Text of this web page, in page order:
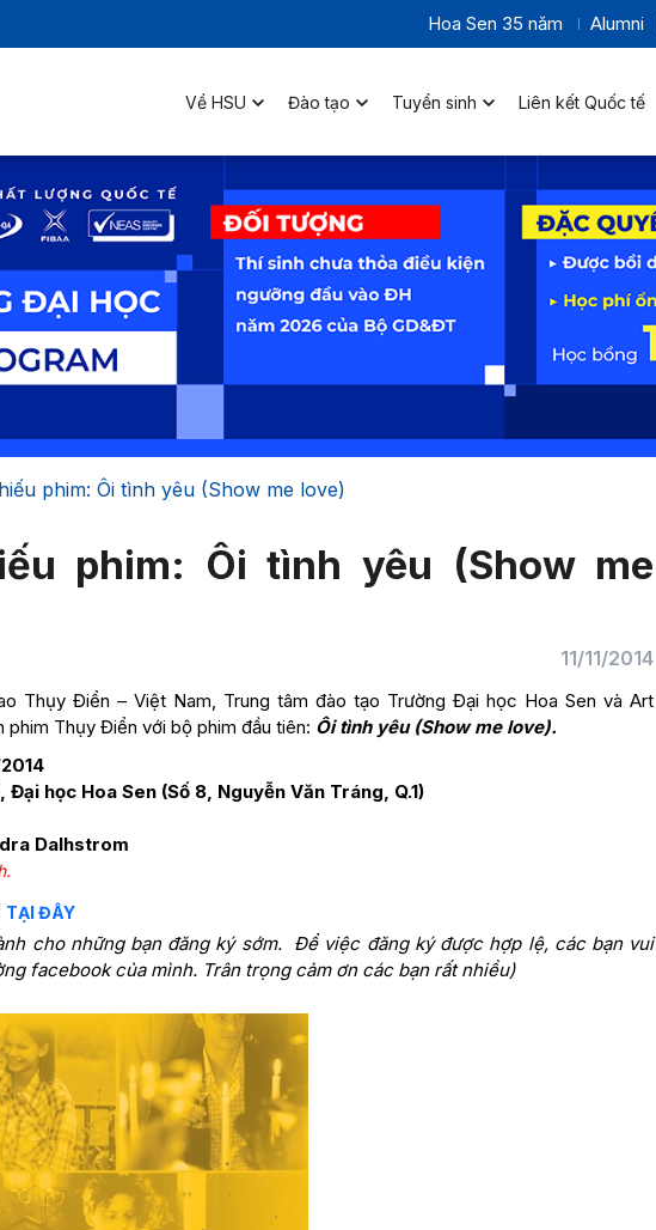
Hoa Sen 35 năm Alumni
Về HSU Đào tạo Tuyển sinh Liên kết Quốc tế
phim: Ôi tình yêu (Show me love)
phim: Ôi tình yêu (Show me
11/11/2014
Thụy Điển – Việt Nam, Trung tâm đào tạo Trường Đại học Hoa Sen và Art
phim Thụy Điển với bộ phim đầu tiên: Ôi tình yêu (Show me love).
học Hoa Sen (Số 8, Nguyễn Văn Tráng, Q.1)
Dalhstrom
TẠI ĐÂY
cho những bạn đăng ký sớm. Để việc đăng ký được hợp lệ, các bạn vui
facebook của mình. Trân trọng cảm ơn các bạn rất nhiều)